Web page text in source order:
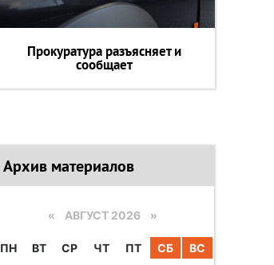
Прокуратура разъясняет и
сообщает
Архив материалов
« АВГУСТ 2026 »
ПН ВТ СР ЧТ ПТ СБ ВС